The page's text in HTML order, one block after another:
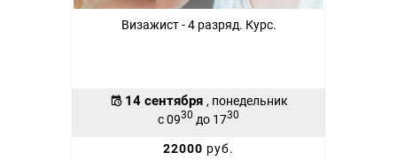
Визажист - 4 разряд. Курс.
14 сентября , понедельник
с 0930 до 1730
22000 руб.